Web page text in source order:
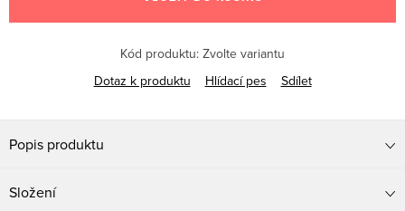
Kód produktu: Zvolte variantu
Dotaz k produktu
Hlídací pes Sdílet
Popis produktu
Složení